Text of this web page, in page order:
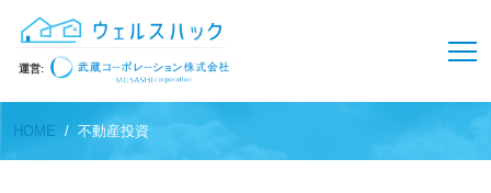
運営:
HOME 不動産投資